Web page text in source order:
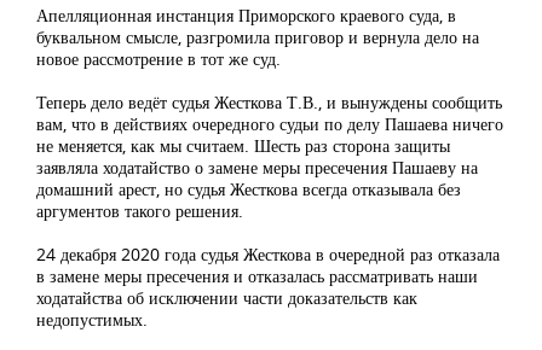
Апелляционная инстанция Приморского краевого суда, в
буквальном смысле, разгромила приговор и вернула дело на
новое рассмотрение в тот же суд.
Теперь дело ведёт судья Жесткова Т.В., и вынуждены сообщить
вам, что в действиях очередного судьи по делу Пашаева ничего
не меняется, как мы считаем. Шесть раз сторона защиты
заявляла ходатайство о замене меры пресечения Пашаеву на
домашний арест, но судья Жесткова всегда отказывала без
аргументов такого решения.
24 декабря 2020 года судья Жесткова в очередной раз отказала
в замене меры пресечения и отказалась рассматривать наши
ходатайства об исключении части доказательств как
недопустимых.